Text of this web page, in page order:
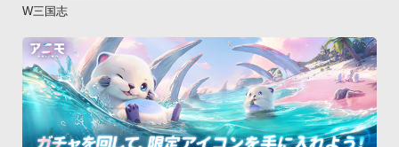
W三国志